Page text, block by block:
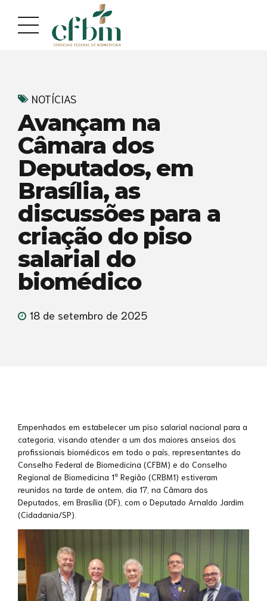
conteúdo
navegação
NOTÍCIAS
Avançam na
Câmara dos
Deputados, em
Brasília, as
discussões para a
criação do piso
salarial do
biomédico
18 de setembro de 2025
Empenhados em estabelecer um piso salarial nacional para a
categoria, visando atender a um dos maiores anseios dos
profissionais biomédicos em todo o país, representantes do
Conselho Federal de Biomedicina (CFBM) e do Conselho
Regional de Biomedicina 1ª Região (CRBM1) estiveram
reunidos na tarde de ontem, dia 17, na Câmara dos
Deputados, em Brasília (DF), com o Deputado Arnaldo Jardim
(Cidadania/SP).